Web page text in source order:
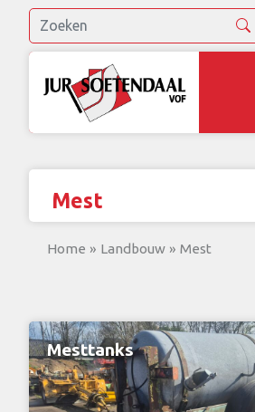
Mest
Home » Landbouw » Mest
Mesttanks